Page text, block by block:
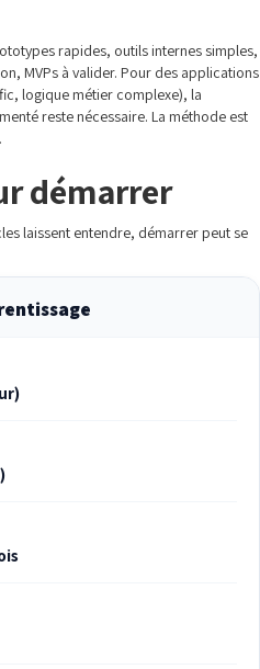
rapides, outils internes simples,
MVPs à valider. Pour des applications
logique métier complexe), la
reste nécessaire. La méthode est
démarrer
laissent entendre, démarrer peut se